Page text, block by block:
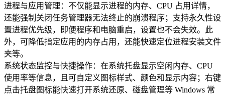
进程与应用管理：不仅能显示进程的内存、CPU 占用详情，
还能强制关闭任务管理器无法终止的崩溃程序；支持永久性设
置进程优先级，即便程序和电脑重启，设置也不会失效。此
外，可降低指定应用的内存占用，还能快速定位进程安装文件
夹等。
系统状态监控与快捷操作：在系统托盘显示空闲内存、CPU
使用率等信息，且可自定义图标样式、颜色和显示内容；右键
点击托盘图标能快速打开系统还原、磁盘管理等 Windows 常